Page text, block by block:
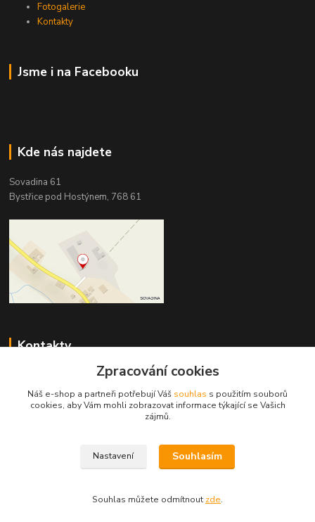
Fotogalerie
Kontakty
Jsme i na Facebooku
Kde nás najdete
Sovadina 61
Bystřice pod Hostýnem, 768 61
Kontakty
DŘEVOPRODUKT BEDNAŘÍK s.r.o.
+420 739 454 600
(Po-Pá, 7-15 hod.)
Zpracování cookies
Náš e-shop a partneři potřebují Váš souhlas s použitím souborů
cookies, aby Vám mohli zobrazovat informace týkající se Vašich
zájmů.
Nastavení Souhlasím
Souhlas můžete odmítnout zde.